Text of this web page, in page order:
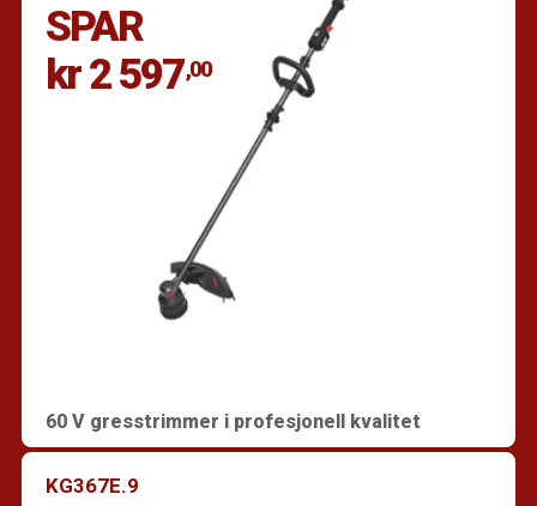
SPAR
kr 2 597,00
60 V gresstrimmer i profesjonell kvalitet
KG367E.9